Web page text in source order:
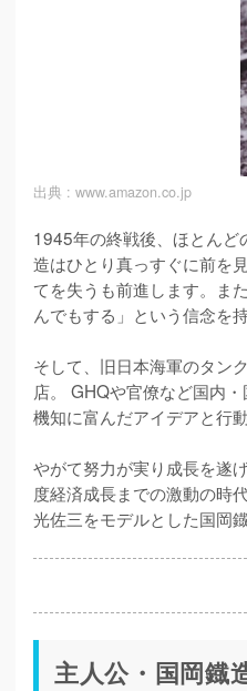
出典 : www.amazon.co.jp
1945年の終戦後、ほとんど
造はひとり真っすぐに前を
てを失うも前進します。ま
んでもする」という信念を
そして、旧日本海軍のタン
店。 GHQや官僚など国内
機知に富んだアイデアと行
やがて努力が実り成長を遂
度経済成長までの激動の時
光佐三をモデルとした国岡
主人公・国岡鐡